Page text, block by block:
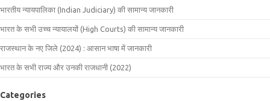
भारतीय न्यायपालिका (Indian Judiciary) की सामान्य जानकारी
भारत के सभी उच्च न्यायालयों (High Courts) की सामान्य जानकारी
राजस्थान के नए जिले (2024) : आसान भाषा में जानकारी
भारत के सभी राज्य और उनकी राजधानी (2022)
Categories